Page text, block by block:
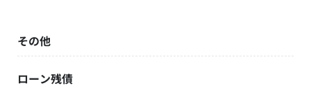
その他
ローン残債